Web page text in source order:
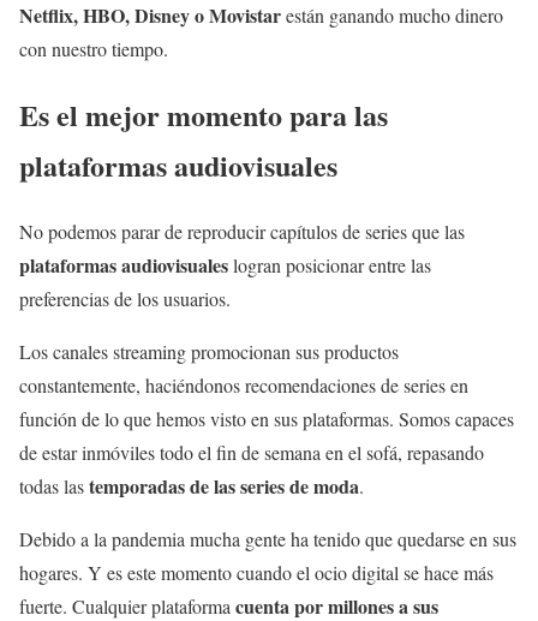
Netflix, HBO, Disney o Movistarestán ganando mucho dinero
con nuestro tiempo.
Es el mejor momento para las
plataformas audiovisuales
No podemos parar de reproducir capítulos de series que las
plataformas audiovisualeslogran posicionar entre las
preferencias de los usuarios.
Los canales streaming promocionan sus productos
constantemente, haciéndonos recomendaciones de series en
función de lo que hemos visto en sus plataformas. Somos capaces
de estar inmóviles todo el fin de semana en el sofá, repasando
todas lastemporadas de las series de moda.
Debido a la pandemia mucha gente ha tenido que quedarse en sus
hogares. Y es este momento cuando el ocio digital se hace más
fuerte. Cualquier plataforma cuenta por millones a sus